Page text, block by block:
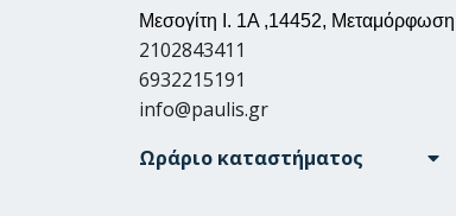
Μεσογίτη Ι. 1Α ,14452, Μεταμόρφωση
2102843411
6932215191
info@paulis.gr
Ωράριο καταστήματος